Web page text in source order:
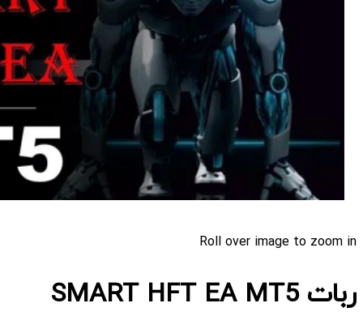
Roll over image to zoom in
ربات SMART HFT EA MT5